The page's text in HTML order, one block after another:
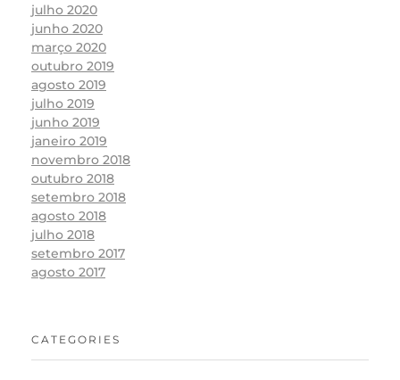
julho 2020
junho 2020
março 2020
outubro 2019
agosto 2019
julho 2019
junho 2019
janeiro 2019
novembro 2018
outubro 2018
setembro 2018
agosto 2018
julho 2018
setembro 2017
agosto 2017
CATEGORIES